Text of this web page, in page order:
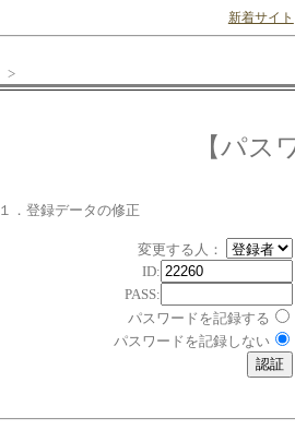
新着サイト
>
【パス
１．登録データの修正
変更する人：
ID:
PASS:
パスワードを記録する
パスワードを記録しない